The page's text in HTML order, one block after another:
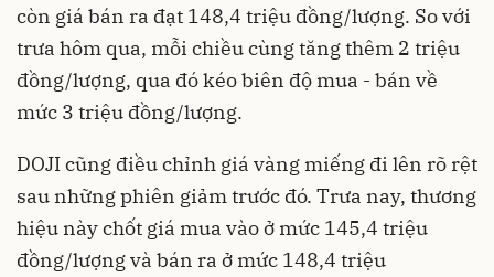
còn giá bán ra đạt 148,4 triệu đồng/lượng. So với
trưa hôm qua, mỗi chiều cùng tăng thêm 2 triệu
đồng/lượng, qua đó kéo biên độ mua - bán về
mức 3 triệu đồng/lượng.
DOJI cũng điều chỉnh giá vàng miếng đi lên rõ rệt
sau những phiên giảm trước đó. Trưa nay, thương
hiệu này chốt giá mua vào ở mức 145,4 triệu
đồng/lượng và bán ra ở mức 148,4 triệu